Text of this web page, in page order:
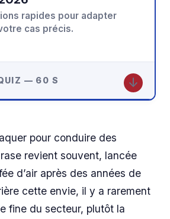
rapides pour adapter
cas précis.
— 60 S ↓
pour conduire des
revient souvent, lancée
d’air après des années de
cette envie, il y a rarement
fine du secteur, plutôt la